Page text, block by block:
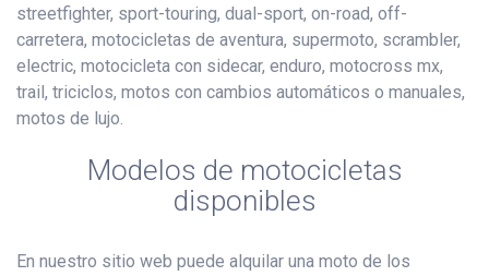
streetfighter, sport-touring, dual-sport, on-road, off-
carretera, motocicletas de aventura, supermoto, scrambler,
electric, motocicleta con sidecar, enduro, motocross mx,
trail, triciclos, motos con cambios automáticos o manuales,
motos de lujo.
Modelos de motocicletas
disponibles
En nuestro sitio web puede alquilar una moto de los